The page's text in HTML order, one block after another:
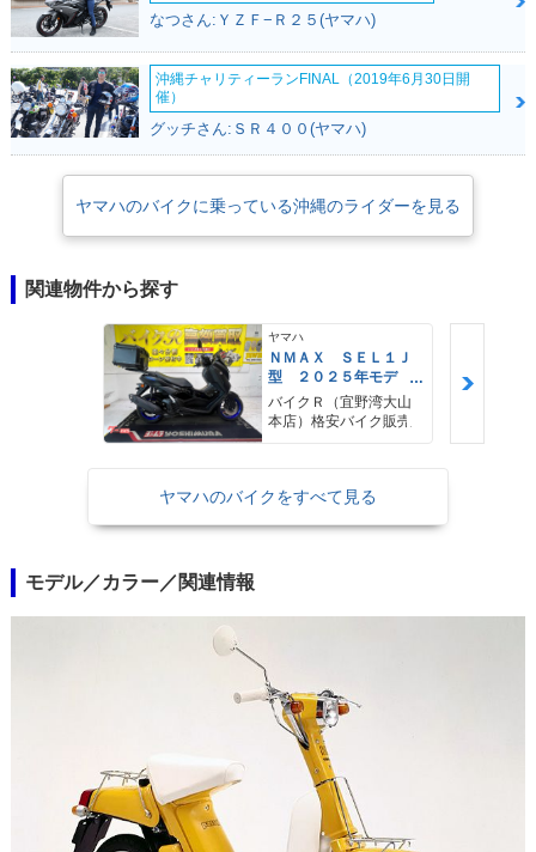
なつさん:ＹＺＦ−Ｒ２５(ヤマハ)
沖縄チャリティーランFINAL（2019年6月30日開
催）
グッチさん:ＳＲ４００(ヤマハ)
ヤマハのバイクに乗っている沖縄のライダーを見る
関連物件から探す
ヤマハ
ＮＭＡＸ ＳＥＬ１Ｊ
型 ２０２５年モデ
ル ＡＢＳ キーレ
ス リアキャリア リ
アＢＯＸ
バイクＲ（宜野湾大山
本店）格安バイク販売
ヤマハのバイクをすべて見る
モデル／カラー／関連情報